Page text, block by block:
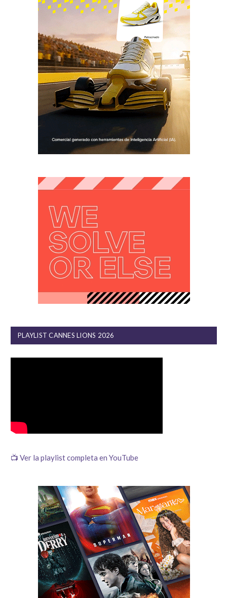
PLAYLIST CANNES LIONS 2026
📺 Ver la playlist completa en YouTube